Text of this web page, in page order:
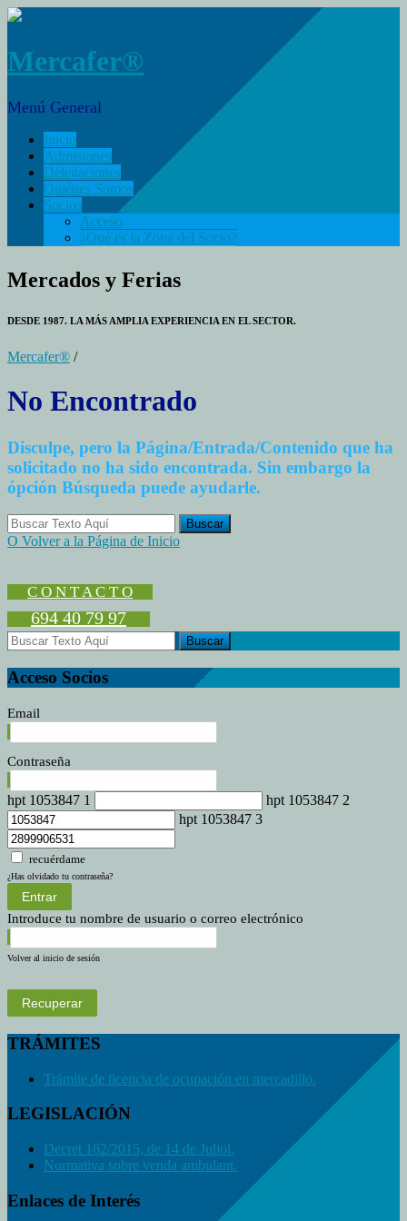
Mercafer®
Menú General
Inicio
Admisiones
Delegaciones
Quiénes Somos
Socios
Acceso
¿Qué es la Zona del Socio?
Mercados y Ferias
DESDE 1987. LA MÁS AMPLIA EXPERIENCIA EN EL SECTOR.
Mercafer® /
No Encontrado
Disculpe, pero la Página/Entrada/Contenido que ha
solicitado no ha sido encontrada. Sin embargo la
ópción Búsqueda puede ayudarle.
O Volver a la Página de Inicio
C O N T A C T O
694 40 79 97
Acceso Socios
Email
Contraseña
hpt 1053847 1
hpt 1053847 2
hpt 1053847 3
recuérdame
¿Has olvidado tu contraseña?
Entrar
Introduce tu nombre de usuario o correo electrónico
Volver al inicio de sesión
Recuperar
TRÁMITES
Trámite de licencia de ocupación en mercadillo.
LEGISLACIÓN
Decret 162/2015, de 14 de Juliol.
Normativa sobre venda ambulant.
Enlaces de Interés